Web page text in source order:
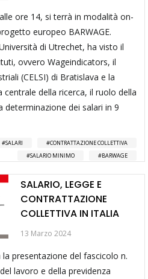
ore 14, si terrà in modalità on-
europeo BARWAGE.
di Utrechet, ha visto il
ovvero Wageindicators, il
(CELSI) di Bratislava e la
della ricerca, il ruolo della
dei salari in 9
SALARI
CONTRATTAZIONE COLLETTIVA
SALARIO MINIMO
BARWAGE
SALARIO, LEGGE E
CONTRATTAZIONE
COLLETTIVA IN ITALIA
13 Marzo 2024
presentazione del fascicolo n.
lavoro e della previdenza